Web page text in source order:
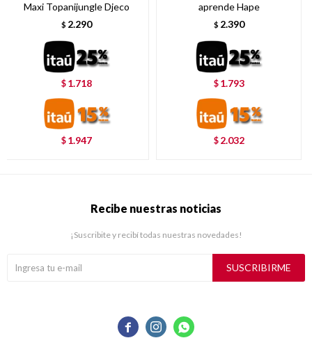
Maxi Topanijungle Djeco
$ 2.290
$ 1.718
$ 1.947
aprende Hape
$ 2.390
$ 1.793
$ 2.032
  
Recibe nuestras noticias
¡Suscribite y recibí todas nuestras novedades!
SUSCRIBIRME